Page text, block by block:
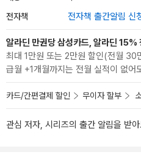
전자책 전자책 출간알림 신
알라딘 만권당 삼성카드, 알라딘 15%
최대 1만원 또는 2만원 할인(전월
급월 +1개월까지는 전월 실적이 없어
카드/간편결제 할인 무이자 할부
관심 저자, 시리즈의 출간 알림을 받